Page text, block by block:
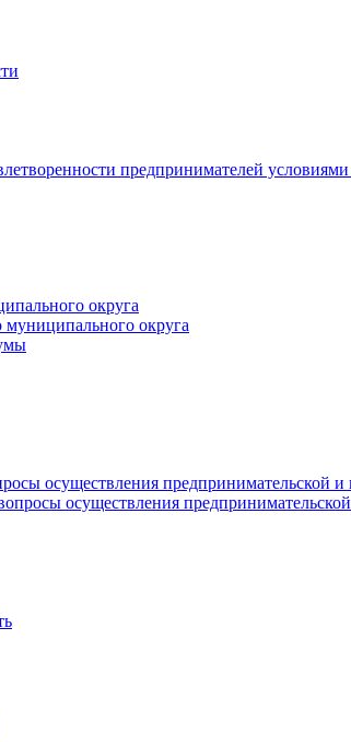
предпринимателей условиями
округа
округа
осуществления предпринимательской и
осуществления